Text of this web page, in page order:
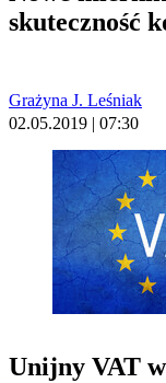
skuteczność
Grażyna J. Leśniak
02.05.2019 | 07:30
Unijny VAT